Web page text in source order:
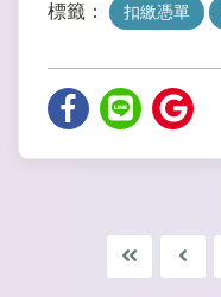
標籤： 扣繳憑單